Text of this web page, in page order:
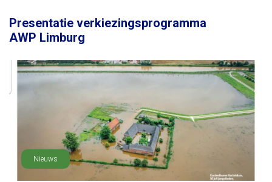
Presentatie verkiezingsprogramma
AWP Limburg
Nieuws